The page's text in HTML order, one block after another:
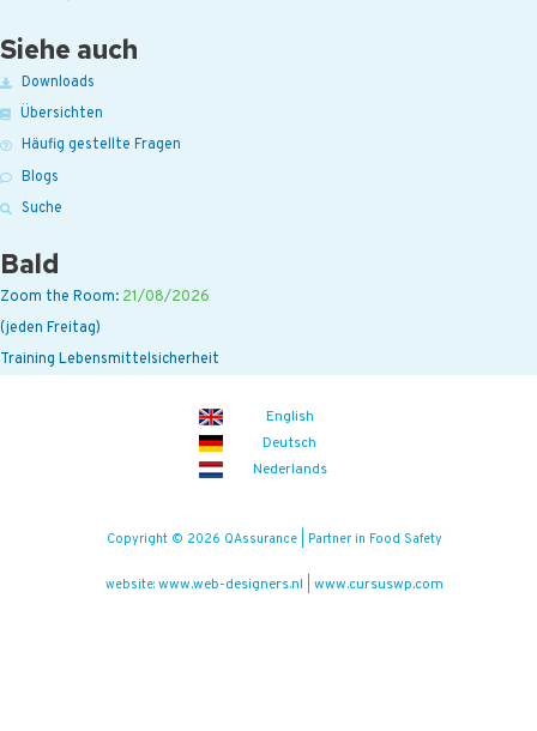
Siehe auch
Downloads
Übersichten
Häufig gestellte Fragen
Blogs
Suche
Bald
Zoom the Room: 21/08/2026
(jeden Freitag)
Training Lebensmittelsicherheit
English
Deutsch
Nederlands
Copyright © 2026 QAssurance | Partner in Food Safety
website: www.web-designers.nl www.cursuswp.com